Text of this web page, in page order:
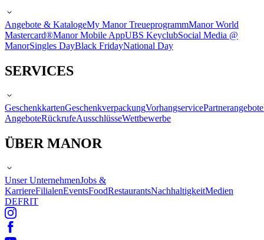
Angebote & KatalogeMy Manor TreueprogrammManor World
Mastercard®Manor Mobile AppUBS KeyclubSocial Media @
ManorSingles DayBlack FridayNational Day
SERVICES
GeschenkkartenGeschenkverpackungVorhangservicePartnerangebote
AngeboteRückrufeAusschlüsseWettbewerbe
ÜBER MANOR
Unser UnternehmenJobs &
KarriereFilialenEventsFoodRestaurantsNachhaltigkeitMedien
DEFRIT